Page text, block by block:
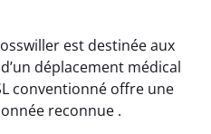
est destinée aux
déplacement médical
conventionné offre une
reconnue .